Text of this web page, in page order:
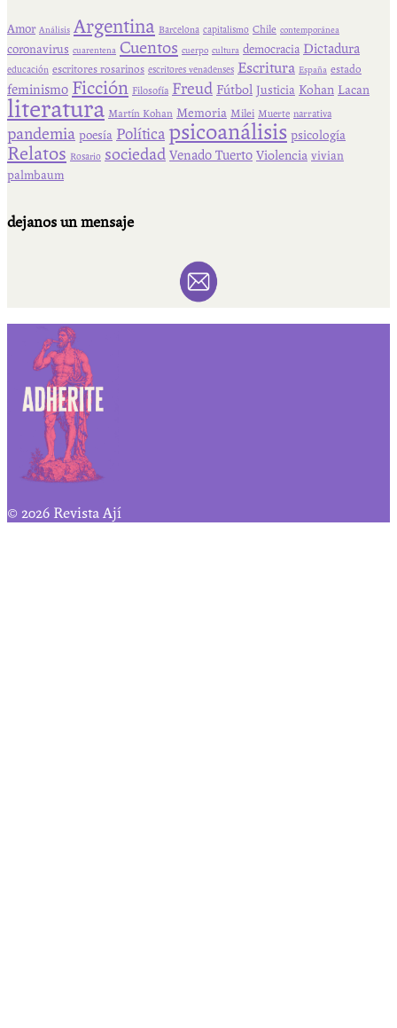
Amor Análisis Argentina Barcelona capitalismo Chile contemporánea
coronavirus cuarentena Cuentos cuerpo cultura democracia Dictadura
educación escritores rosarinos escritores venadenses Escritura España estado
feminismo Ficción Filosofía Freud Fútbol Justicia Kohan Lacan
literatura Martín Kohan Memoria Milei Muerte narrativa
pandemia poesía Política psicoanálisis psicología
Relatos Rosario sociedad Venado Tuerto Violencia vivian
palmbaum
dejanos un mensaje
© 2026 Revista Ají